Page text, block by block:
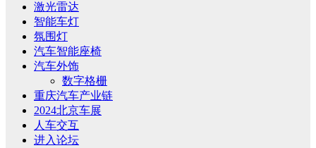
激光雷达
智能车灯
氛围灯
汽车智能座椅
汽车外饰
数字格栅
重庆汽车产业链
2024北京车展
人车交互
进入论坛